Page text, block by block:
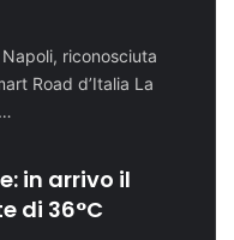
riconosciuta
Road d’Italia La
in arrivo il
di 36°C